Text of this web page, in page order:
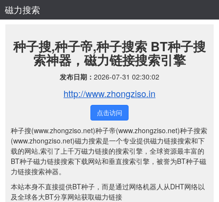
磁力搜索
种子搜,种子帝,种子搜索 BT种子搜
索神器，磁力链接搜索引擎
发布日期： 2026-07-31 02:30:02
http://www.zhongziso.in
点击访问
种子搜(www.zhongziso.net)种子帝(www.zhongziso.net)种子搜索
(www.zhongziso.net)磁力搜索是一个专业提供磁力链接搜索和下
载的网站,索引了上千万磁力链接的搜索引擎，全球资源最丰富的
BT种子磁力链接搜索下载网站和垂直搜索引擎，被誉为BT种子磁
力链接搜索神器。
本站本身不直接提供BT种子，而是通过网络机器人从DHT网络以
及全球各大BT分享网站获取磁力链接